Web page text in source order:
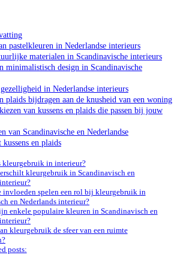
pastelkleuren in Nederlandse interieurs
materialen in Scandinavische interieurs
minimalistisch design in Scandinavische
in Nederlandse interieurs
plaids bijdragen aan de knusheid van een woning
van kussens en plaids die passen bij jouw
van Scandinavische en Nederlandse
en plaids
kleurgebruik in interieur?
kleurgebruik in Scandinavisch en
invloeden spelen een rol bij kleurgebruik in
en Nederlands interieur?
enkele populaire kleuren in Scandinavisch en
kleurgebruik de sfeer van een ruimte
posts: